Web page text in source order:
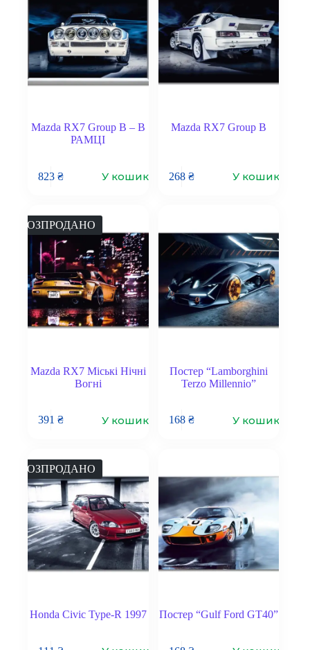
Mazda RX7 Group B – В
РАМЦІ
823₴ У кошик
Mazda RX7 Group B
268 ₴ У кошик
РОЗПРОДАНО
Mazda RX7 Міські Нічні
Вогні
391₴ У кошик
Постер “Lamborghini
Terzo Millennio”
168 ₴ У кошик
РОЗПРОДАНО
Honda Civic Type-R 1997 Постер “Gulf Ford GT40”